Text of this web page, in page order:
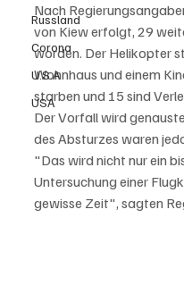
Russland
Corona
U.S.A
USA
Nach
von Kiew erfolgt, 29
worden. Der Helikopter
Wohnhaus und einem
starben und 15 sind
Der Vorfall wird
des Absturzes waren
"Das wird nicht nur ein
Untersuchung einer
gewisse Zeit", sagten